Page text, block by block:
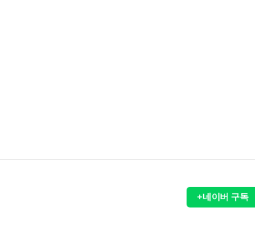
+네이버 구독